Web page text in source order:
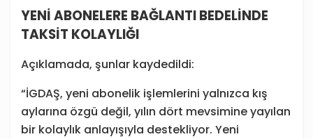
YENİ ABONELERE BAĞLANTI BEDELİNDE
TAKSİT KOLAYLIĞI
Açıklamada, şunlar kaydedildi:
“İGDAŞ, yeni abonelik işlemlerini yalnızca kış
aylarına özgü değil, yılın dört mevsimine yayılan
bir kolaylık anlayışıyla destekliyor. Yeni